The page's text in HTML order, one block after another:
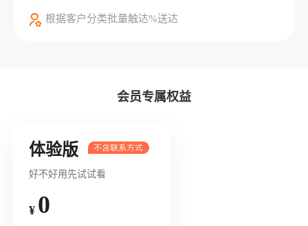
根据客户分类批量触达%送达
会员专属权益
体验版
好不好用先试试看
¥ 0